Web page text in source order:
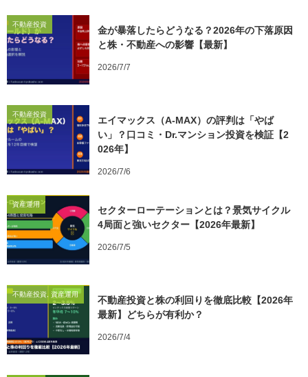
不動産投資
金が暴落したらどうなる？2026年の下落原因
と株・不動産への影響【最新】
2026/7/7
不動産投資
エイマックス（A-MAX）の評判は「やば
い」？口コミ・Dr.マンション投資を検証【2
026年】
2026/7/6
資産運用
セクターローテーションとは？景気サイクル
4局面と強いセクター【2026年最新】
2026/7/5
不動産投資, 資産運用
不動産投資と株の利回りを徹底比較【2026年
最新】どちらが有利か？
2026/7/4